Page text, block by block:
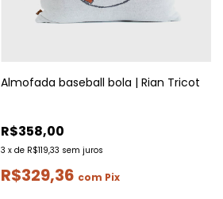
Almofada baseball bola | Rian Tricot
R$358,00
3 x de R$119,33 sem juros
R$329,36 com Pix